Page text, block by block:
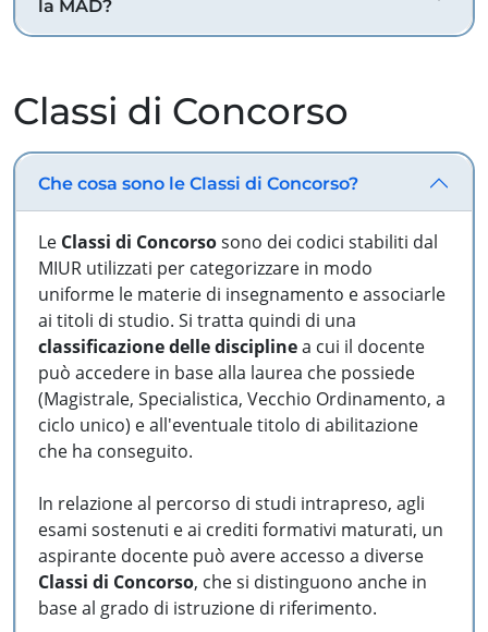
la MAD?
Classi di Concorso
Che cosa sono le Classi di Concorso?
Le Classi di Concorsosono dei codici stabiliti dal
MIUR utilizzati per categorizzare in modo
uniforme le materie di insegnamento e associarle
ai titoli di studio. Si tratta quindi di una
classificazione delle disciplinea cui il docente
può accedere in base alla laurea che possiede
(Magistrale, Specialistica, Vecchio Ordinamento, a
ciclo unico) e all'eventuale titolo di abilitazione
che ha conseguito.
In relazione al percorso di studi intrapreso, agli
esami sostenuti e ai crediti formativi maturati, un
aspirante docente può avere accesso a diverse
Classi di Concorso, che si distinguono anche in
base al grado di istruzione di riferimento.